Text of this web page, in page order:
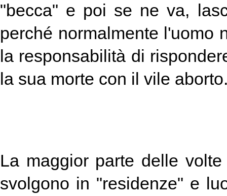
"becca" e poi se ne va,
perché normalmente l'uomo
la responsabilità di
la sua morte con il vile
La maggior parte delle
svolgono in "residenze" e